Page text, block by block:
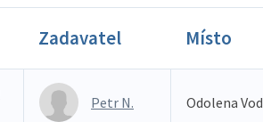
Zadavatel Místo
Petr N. Odolena